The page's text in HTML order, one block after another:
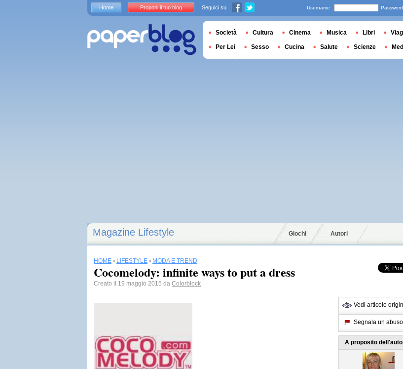
Magazine Lifestyle Giochi Autori
HOME › LIFESTYLE › MODA E TREND
Cocomelody: infinite ways to put a dress
Creato il 19 maggio 2015 da Colorblock
Vedi articolo
Segnala un abuso
A proposito
Home Proponi il tuo blog Seguici su Username Password
Società Cultura Cinema Musica Libri
Per Lei Sesso Cucina Salute Scienze